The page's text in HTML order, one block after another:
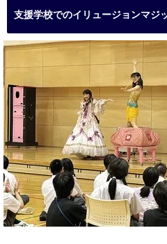
支援学校でのイリュージョンマジ